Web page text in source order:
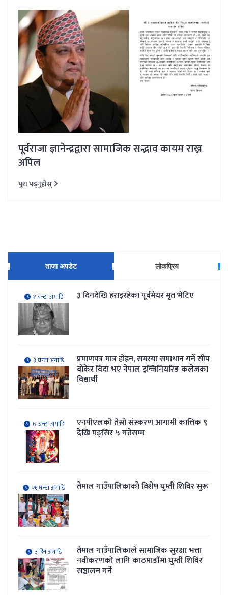
पूर्वराजा ज्ञानेन्द्रद्वारा सामाजिक सद्भाव कायम राख्न
अपिल
पुरा पढ्नुहोस्
ताजा अपडेट लोकप्रिय
१ घन्टा अगाडि ३ दिनदेखि हराइरहेका पूर्वमेयर मृत भेटिए
३ घन्टा अगाडि प्रमाणपत्र मात्र होइन, समस्या समाधान गर्ने सीप
बोकेर विदा भए नेपाल इन्जिनियरिङ कलेजका
विद्यार्थी
७ घन्टा अगाडि एनपीएलको तेस्रो संस्करण आगामी कात्तिक ९
देखि मङ्सिर ५ गतेसम्म
२१ घन्टा अगाडि तेमाल गाउँपालिकाकाे विशेष घुम्ती शिविर सुरू
३ दिन अगाडि तेमाल गाउँपालिकाले सामाजिक सुरक्षा भत्ता
नवीकरणकाे लागि काठमाडौँमा घुम्ती शिविर
सञ्चालन गर्ने